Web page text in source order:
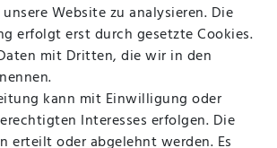
Website zu analysieren. Die
erfolgt erst durch gesetzte Cookies.
mit Dritten, die wir in den
kann mit Einwilligung oder
Interesses erfolgen. Die
erteilt oder abgelehnt werden. Es